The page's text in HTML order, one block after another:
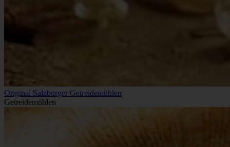
Original Salzburger Getreidemühlen
Getreidemühlen